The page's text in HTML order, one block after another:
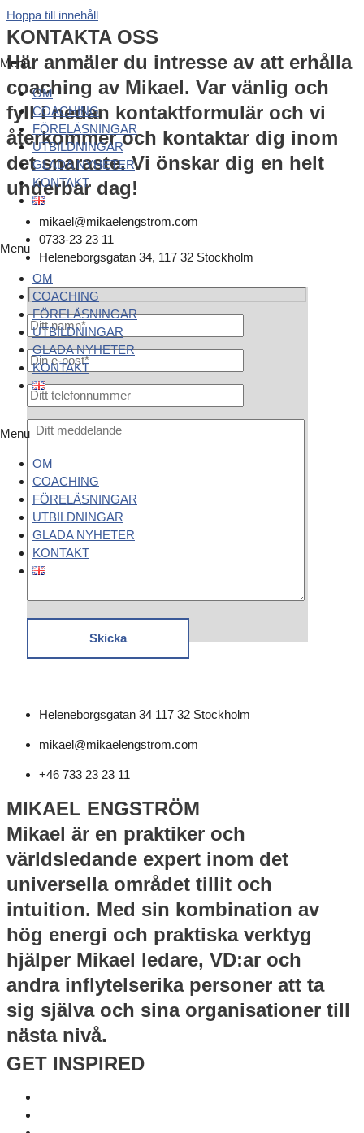
Hoppa till innehåll
Menu
OM
COACHING
FÖRELÄSNINGAR
UTBILDNINGAR
GLADA NYHETER
KONTAKT
Menu
OM
COACHING
FÖRELÄSNINGAR
UTBILDNINGAR
GLADA NYHETER
KONTAKT
Menu
OM
COACHING
FÖRELÄSNINGAR
UTBILDNINGAR
GLADA NYHETER
KONTAKT
KONTAKTA OSS
Här anmäler du intresse av att erhålla
coaching av Mikael. Var vänlig och
fyll i nedan kontaktformulär och vi
återkommer och kontaktar dig inom
det snaraste. Vi önskar dig en helt
underbar dag!
mikael@mikaelengstrom.com
0733-23 23 11
Heleneborgsgatan 34, 117 32 Stockholm
Heleneborgsgatan 34 117 32 Stockholm
mikael@mikaelengstrom.com
+46 733 23 23 11
MIKAEL ENGSTRÖM
Mikael är en praktiker och
världsledande expert inom det
universella området tillit och
intuition. Med sin kombination av
hög energi och praktiska verktyg
hjälper Mikael ledare, VD:ar och
andra inflytelserika personer att ta
sig själva och sina organisationer till
nästa nivå.
GET INSPIRED